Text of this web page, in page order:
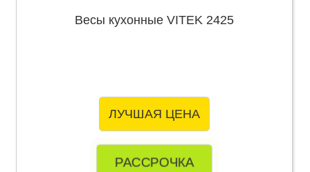
Весы кухонные VITEK 2425
ЛУЧШАЯ ЦЕНА
РАССРОЧКА